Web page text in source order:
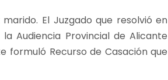
El Juzgado que resolvió en
Audiencia Provincial de Alicante
formuló Recurso de Casación que